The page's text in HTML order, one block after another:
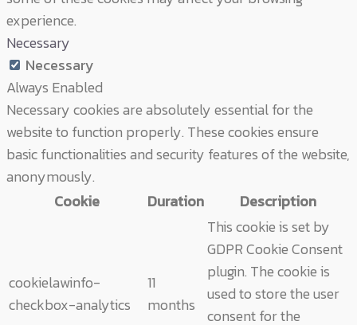
experience.
Necessary
Necessary
Always Enabled
Necessary cookies are absolutely essential for the
website to function properly. These cookies ensure
basic functionalities and security features of the website,
anonymously.
Cookie
Duration Description
cookielawinfo-
checkbox-analytics
11
months
This cookie is set by
GDPR Cookie Consent
plugin. The cookie is
used to store the user
consent for the